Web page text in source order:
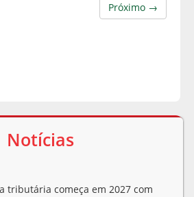
Próximo →
Notícias
tributária começa em 2027 com